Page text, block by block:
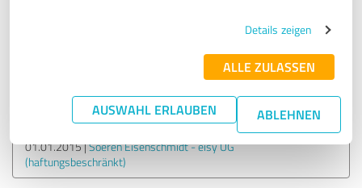
Details zeigen
ALLE ZULASSEN
AUSWAHL ERLAUBEN ABLEHNEN
sein. Habe dich jetzt leider die letzten 30 Termine verpasst.
Der Weihnachtsmann
01.01.2015 Soeren Eisenschmidt - eisy UG
(haftungsbeschränkt)